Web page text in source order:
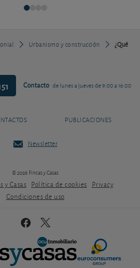
Urbanismo y construcción
¿Qué
Contacto de lunes a jueves de 9:00 a 16:00
PUBLICACIONES
Newsletter
© 2026 Fincas y Casas
y Casas Política de cookies
Privacy
Condiciones de uso